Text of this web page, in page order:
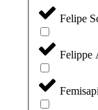
Felipe
Felippe